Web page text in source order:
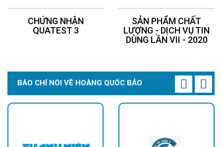
CHỨNG NHẬN
QUATEST 3
SẢN PHẨM CHẤT
LƯỢNG - DỊCH VỤ TIN
DÙNG LẦN VII - 2020
BÁO CHÍ NÓI VỀ HOÀNG QUỐC BẢO